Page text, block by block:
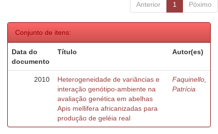
Anterior 1 Póximo
Conjunto de itens:
Data do
documento
Título Autor(es)
2010
Heterogeneidade de variâncias e
interação genótipo-ambiente na
avaliação genética em abelhas
Apis mellifera africanizadas para
produção de geléia real
Faquinello,
Patrícia